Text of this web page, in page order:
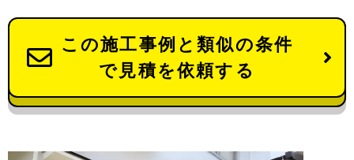
この施工事例と類似の条件
で見積を依頼する